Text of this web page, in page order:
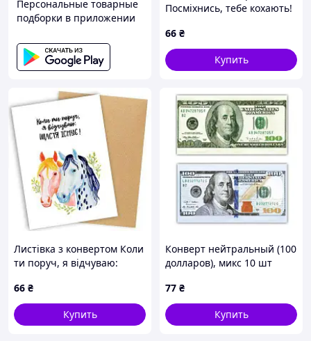
Персональные товарные
подборки в приложении
Посміхнись, тебе кохають!
66 ₴
Купить
Листівка з конвертом Коли
ти поруч, я відчуваю:
66 ₴
Купить
Конверт нейтральный (100
долларов), микс 10 шт
77 ₴
Купить